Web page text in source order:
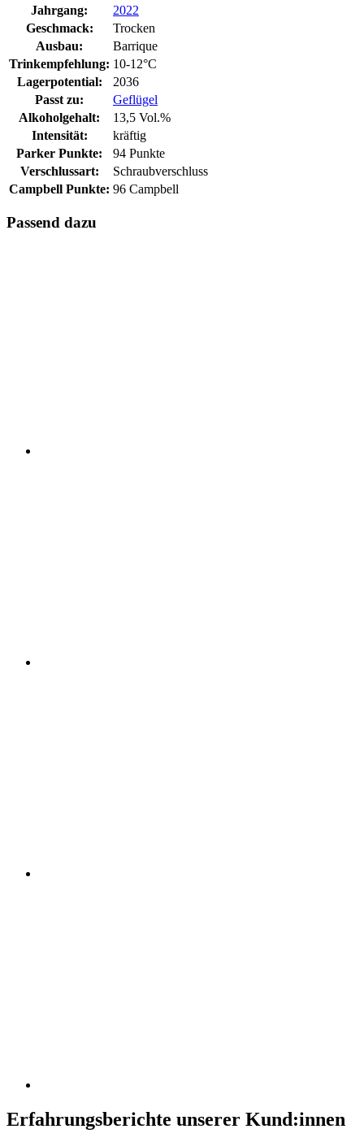
Jahrgang:
2022
Geschmack:
Trocken
Ausbau:
Barrique
Trinkempfehlung: 10-12°C
Lagerpotential:
2036
Passt zu:
Geflügel
Alkoholgehalt:
13,5 Vol.%
Intensität:
kräftig
Parker Punkte:
94 Punkte
Verschlussart:
Schraubverschluss
Campbell Punkte: 96 Campbell
Passend dazu
Erfahrungsberichte unserer Kund:innen